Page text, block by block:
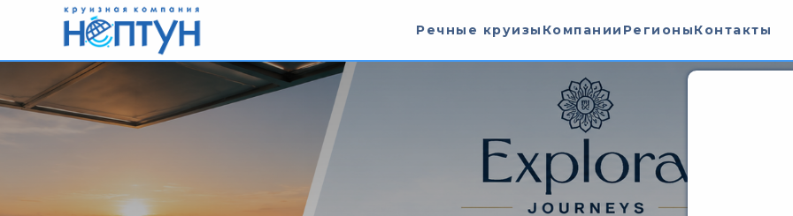
Речные круизы Компании РегионыКонтакты